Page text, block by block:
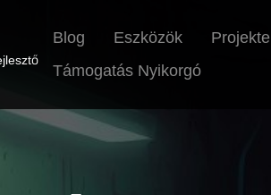
Blog Eszközök
Támogatás Nyikorgó